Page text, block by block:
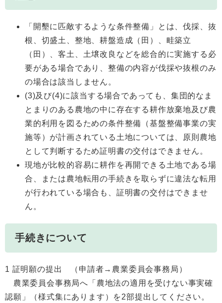
「開墾に匹敵するような条件整備」とは、伐採、抜
根、切盛土、整地、耕盤造成（田）、畦築立
（田）、客土、土壌改良などを総合的に実施する必
要がある場合であり、整備の内容が伐採や抜根のみ
の場合は該当しません。
(3)及び(4)に該当する場合であっても、集団的なま
とまりのある農地の中に存在する耕作放棄地及び農
業的利用を図るための条件整備（基盤整備事業の実
施等）が計画されている土地については、原則農地
として判断するため証明書の交付はできません。
現地が比較的容易に耕作を再開できる土地である場
合、または農地転用の手続きを取らずに違法な転用
が行われている場合も、証明書の交付はできませ
ん。
手続きについて
1 証明願の提出 （申請者→農業委員会事務局）
農業委員会事務局へ「農地法の適用を受けない事実確
認願」（様式集にあります）を2部提出してください。